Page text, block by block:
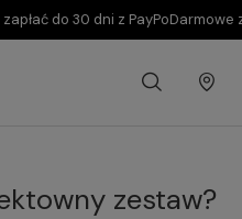
do 30 dni z PayPoDarmowe
zestaw?